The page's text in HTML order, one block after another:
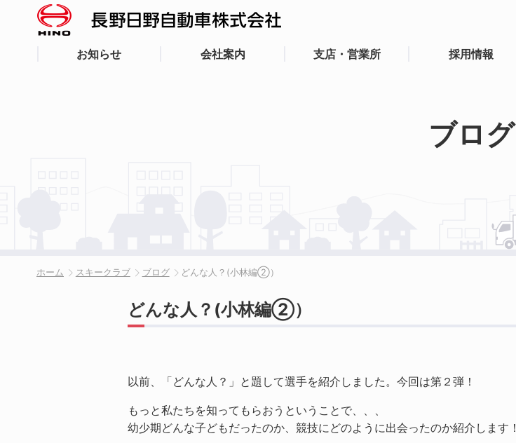
お知らせ 会社案内 支店・営業所 採用情報
ブログ
ホーム スキークラブ ブログ どんな人？(小林編②）
どんな人？(小林編②）
以前、「どんな人？」と題して選手を紹介しました。今回は第２弾！
もっと私たちを知ってもらおうということで、、、
幼少期どんな子どもだったのか、競技にどのように出会ったのか紹介します！